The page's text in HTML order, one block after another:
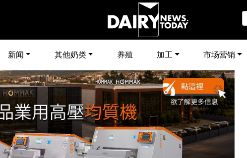
新闻 其他奶类 养殖 加工 市场营销